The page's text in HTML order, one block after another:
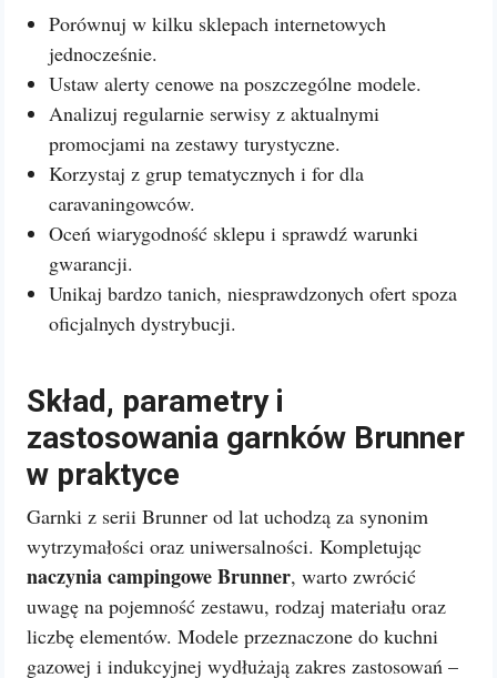
Porównuj w kilku sklepach internetowych
jednocześnie.
Ustaw alerty cenowe na poszczególne modele.
Analizuj regularnie serwisy z aktualnymi
promocjami na zestawy turystyczne.
Korzystaj z grup tematycznych i for dla
caravaningowców.
Oceń wiarygodność sklepu i sprawdź warunki
gwarancji.
Unikaj bardzo tanich, niesprawdzonych ofert spoza
oficjalnych dystrybucji.
Skład, parametry i
zastosowania garnków Brunner
w praktyce
Garnki z serii Brunner od lat uchodzą za synonim
wytrzymałości oraz uniwersalności. Kompletując
naczynia campingowe Brunner, warto zwrócić
uwagę na pojemność zestawu, rodzaj materiału oraz
liczbę elementów. Modele przeznaczone do kuchni
gazowej i indukcyjnej wydłużają zakres zastosowań –